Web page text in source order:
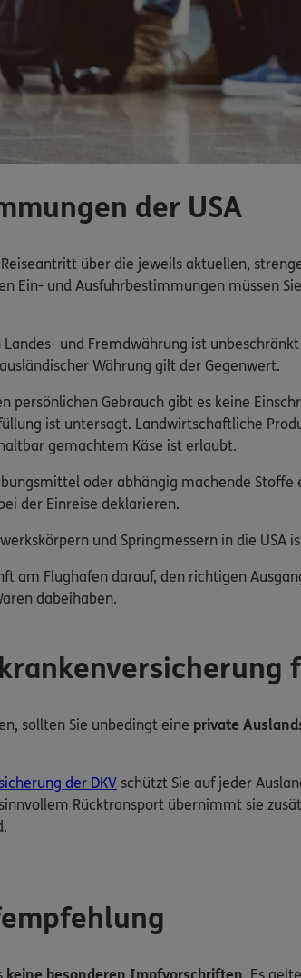
der USA
über die jeweils aktuellen,
Ein- und Ausfuhrbestimmungen müssen
Landes- und Fremdwährung ist
Währung gilt der Gegenwert.
persönlichen Gebrauch gibt es keine
ist untersagt. Landwirtschaftliche
gemachtem Käse ist erlaubt.
oder abhängig machende
der Einreise deklarieren.
und Springmessern in die USA
am Flughafen darauf, den richtigen
dabeihaben.
sollten Sie unbedingt eine private
der DKV schützt Sie auf jeder
Rücktransport übernimmt sie